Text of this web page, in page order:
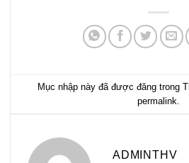
Mục nhập này đã được đăng trong
permalink
ADMINTHV